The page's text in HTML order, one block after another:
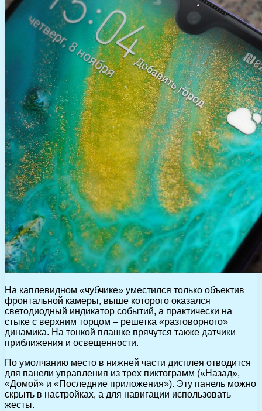
На каплевидном «чубчике» уместился только объектив
фронтальной камеры, выше которого оказался
светодиодный индикатор событий, а практически на
стыке с верхним торцом – решетка «разговорного»
динамика. На тонкой плашке прячутся также датчики
приближения и освещенности.
По умолчанию место в нижней части дисплея отводится
для панели управления из трех пиктограмм («Назад»,
«Домой» и «Последние приложения»). Эту панель можно
скрыть в настройках, а для навигации использовать
жесты.